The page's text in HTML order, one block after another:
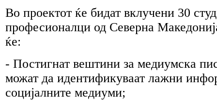
Во проектот ќе бидат вклучени 30
професионалци од Северна
ќе:
- Постигнат вештини за медиумска
можат да идентификуваат лажни
социјалните медиуми;